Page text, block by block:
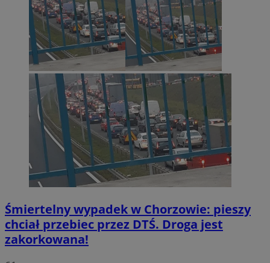
Śmiertelny wypadek w Chorzowie: pieszy
chciał przebiec przez DTŚ. Droga jest
zakorkowana!